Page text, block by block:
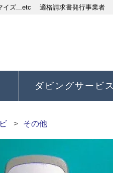
イズ...etc 適格請求書発行事業者
ダビングサービス
その他